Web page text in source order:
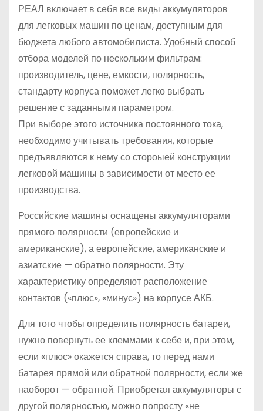
РЕАЛ включает в себя все виды аккумуляторов
для легковых машин по ценам, доступным для
бюджета любого автомобилиста. Удобный способ
отбора моделей по нескольким фильтрам:
производитель, цене, емкости, полярность,
стандарту корпуса поможет легко выбрать
решение с заданными параметром.
При выборе этого источника постоянного тока,
необходимо учитывать требования, которые
предъявляются к нему со стороыей конструкции
легковой машины в зависимости от место ее
производства.
Российские машины оснащены аккумуляторами
прямого полярности (европейские и
американские), а европейские, американские и
азиатские — обратно полярности. Эту
характеристику определяют расположение
контактов («плюс», «минус») на корпусе АКБ.
Для того чтобы определить полярность батареи,
нужно повернуть ее клеммами к себе и, при этом,
если «плюс» окажется справа, то перед нами
батарея прямой или обратной полярности, если же
наоборот — обратной. Приобретая аккумуляторы с
другой полярностью, можно попросту «не